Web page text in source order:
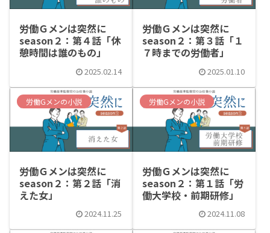
労働Ｇメンは突然に
season２：第４話「休
憩時間は誰のもの」
2025.02.14
労働Ｇメンは突然に
season２：第３話「１
７時までの労働者」
2025.01.10
労働Gメンの小説
労働Ｇメンは突然に
season２：第２話「消
えた女」
2024.11.25
労働Gメンの小説
労働Ｇメンは突然に
season２：第１話「労
働大学校・前期研修」
2024.11.08